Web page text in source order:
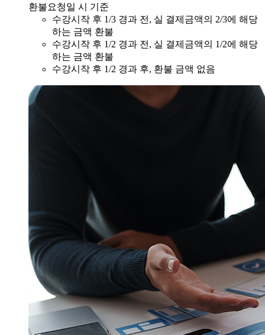
환불요청일 시 기준
수강시작 후 1/3 경과 전, 실 결제금액의 2/3에 해당
하는 금액 환불
수강시작 후 1/2 경과 전, 실 결제금액의 1/2에 해당
하는 금액 환불
수강시작 후 1/2 경과 후, 환불 금액 없음